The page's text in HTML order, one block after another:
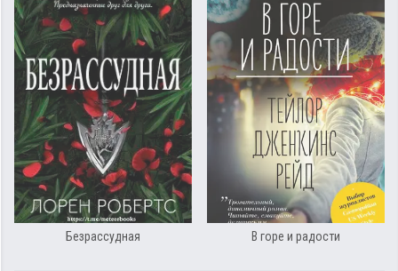
Безрассудная В горе и радости